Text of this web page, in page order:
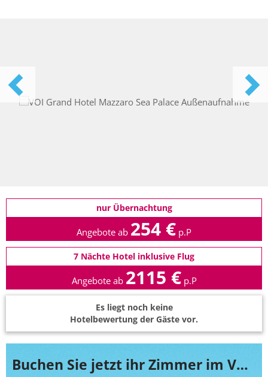
nur Übernachtung
Angebote ab 254 € p.P
7 Nächte Hotel inklusive Flug
Angebote ab 2115 € p.P
Es liegt noch keine
Hotelbewertung der Gäste vor.
Buchen Sie jetzt ihr Zimmer im VOI Grand Hotel Mazzaro Sea Palace